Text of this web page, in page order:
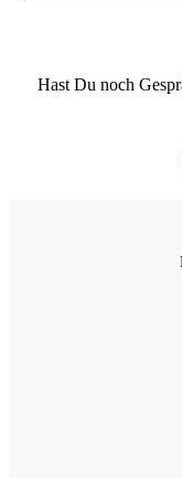
Hast Du noch